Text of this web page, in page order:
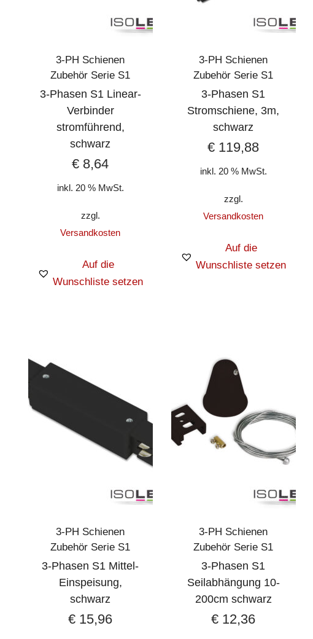
3-PH Schienen
Zubehör Serie S1
3-Phasen S1 Linear-
Verbinder
stromführend,
schwarz
€ 8,64
inkl. 20 % MwSt.
zzgl.
Versandkosten
Auf die
Wunschliste setzen
3-PH Schienen
Zubehör Serie S1
3-Phasen S1
Stromschiene, 3m,
schwarz
€ 119,88
inkl. 20 % MwSt.
zzgl.
Versandkosten
Auf die
Wunschliste setzen
3-PH Schienen
Zubehör Serie S1
3-Phasen S1 Mittel-
Einspeisung,
schwarz
€ 15,96
3-PH Schienen
Zubehör Serie S1
3-Phasen S1
Seilabhängung 10-
200cm schwarz
€ 12,36